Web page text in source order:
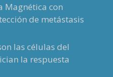
Magnética con
de metástasis
las células del
la respuesta